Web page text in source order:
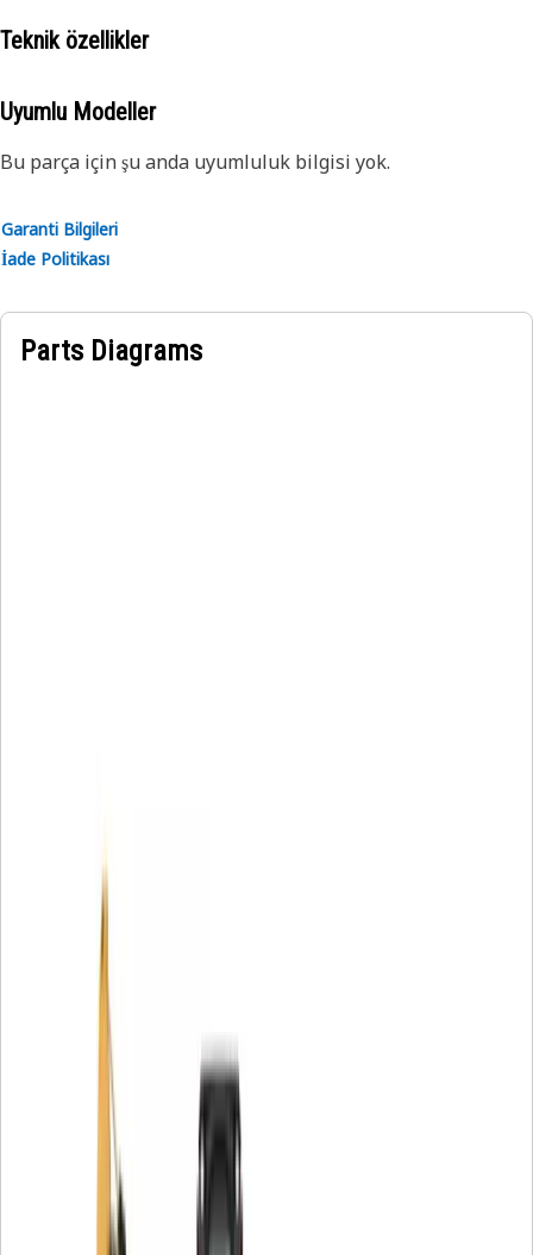
Teknik özellikler
Uyumlu Modeller
Bu parça için şu anda uyumluluk bilgisi yok.
Garanti Bilgileri
İade Politikası
Parts Diagrams